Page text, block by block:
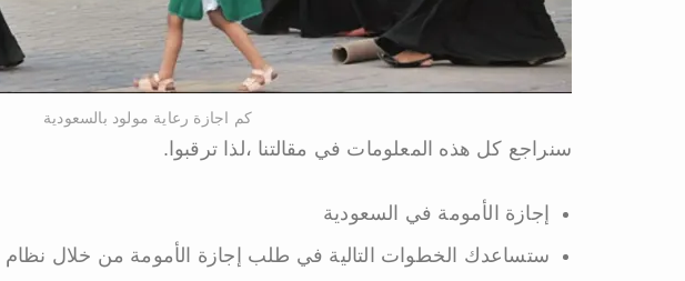
كم اجازة رعاية مولود بالسعودية
سنراجع كل هذه المعلومات في مقالتنا ،لذا ترقبوا.
إجازة الأمومة في السعودية
ستساعدك الخطوات التالية في طلب إجازة الأمومة من خلال